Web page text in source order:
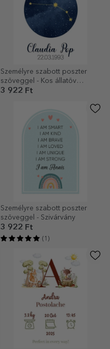
Személyre szabott poszter
szöveggel - Kos állatöv
csillagkép
3 922 Ft
Személyre szabott poszter
szöveggel - Szivárvány
3 922 Ft
(1)